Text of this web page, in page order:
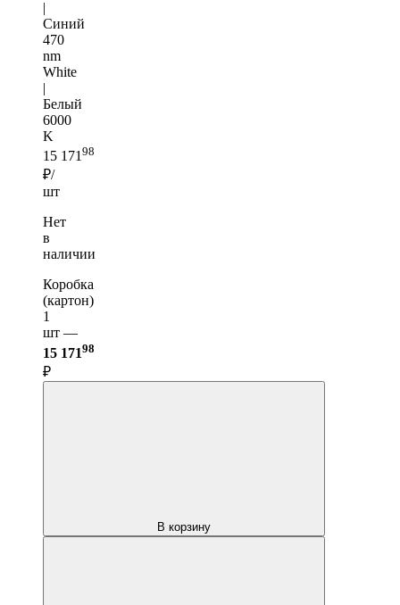
|
Синий
470
nm
White
|
Белый
6000
K
15 171 98
₽/
шт
Нет
в
наличии
Коробка
(картон)
1
шт —
15 17198
₽
В корзину